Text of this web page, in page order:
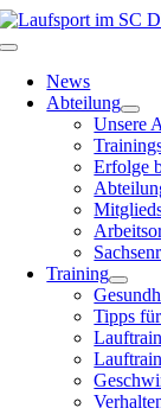
Zum
Inhalt
Toggle
Navigation
News
Abteilung
Unsere
Erfolge
Training
Tipps